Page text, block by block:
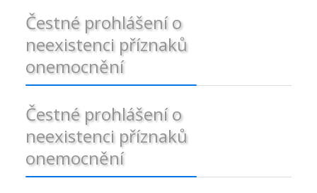
Čestné prohlášení o
neexistenci příznaků
onemocnění
Čestné prohlášení o
neexistenci příznaků
onemocnění